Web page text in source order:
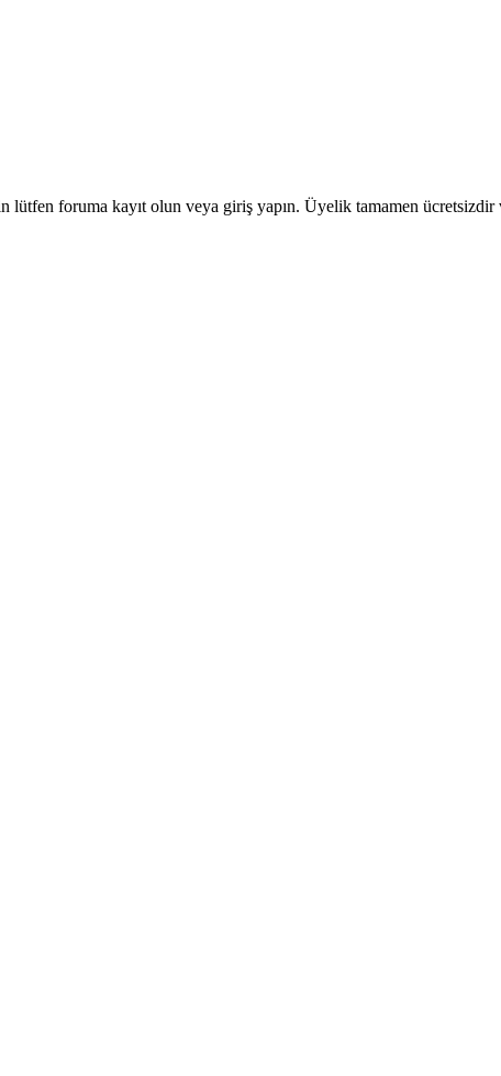
foruma kayıt olun veya giriş yapın. Üyelik tamamen ücretsizdir